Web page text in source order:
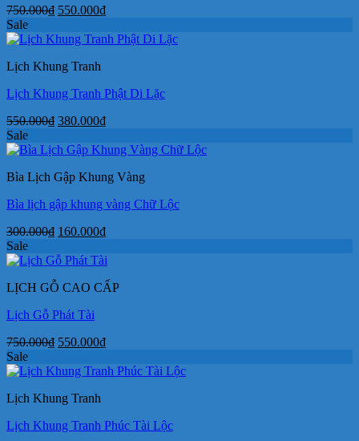
750.000₫ Giá
là:
550.000₫Giá
tại
Sale
Lịch Khung Tranh
Lịch Khung Tranh Phật Di Lặc
550.000₫ Giá
là:
380.000₫Giá
tại
380.000₫.
Sale
Bìa Lịch Gập Khung Vàng
Bìa lịch gập khung vàng Chữ Lộc
300.000₫ Giá
là:
160.000₫Giá
tại
160.000₫.
Sale
LỊCH GỖ CAO CẤP
Lịch Gỗ Phát Tài
750.000₫ Giá
là:
550.000₫Giá
tại
Sale
Lịch Khung Tranh
Lịch Khung Tranh Phúc Tài Lộc